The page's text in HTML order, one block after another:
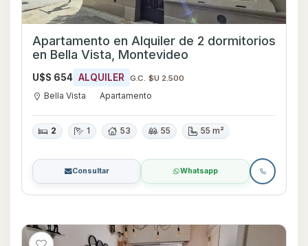
Apartamento en Alquiler de 2 dormitorios
en Bella Vista, Montevideo
U$S 654 ALQUILER G.C. $U 2.500
Bella Vista Apartamento
2 1 53 55 55 m²
Consultar Whatsapp